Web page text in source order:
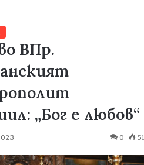
ВПр.
„Бог е любов“
0 51